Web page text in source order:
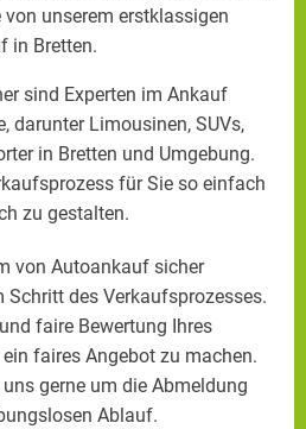
unserem erstklassigen
in Bretten.
sind Experten im Ankauf
darunter Limousinen, SUVs,
in Bretten und Umgebung.
für Sie so einfach
zu gestalten.
von Autoankauf sicher
Schritt des Verkaufsprozesses.
faire Bewertung Ihres
faires Angebot zu machen.
gerne um die Abmeldung
Ablauf.